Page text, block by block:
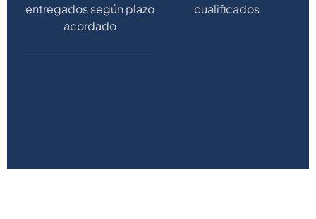
entregados según plazo
acordado
cualificados